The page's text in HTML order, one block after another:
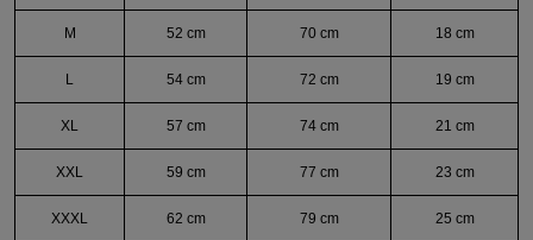
M 52 cm 70 cm 18 cm
L 54 cm 72 cm 19 cm
XL 57 cm 74 cm 21 cm
XXL 59 cm 77 cm 23 cm
XXXL 62 cm 79 cm 25 cm